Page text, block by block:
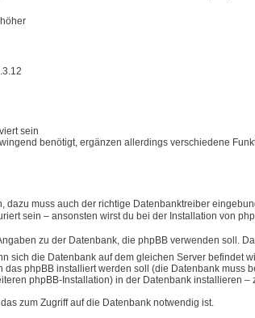
sein
benötigt, ergänzen allerdings verschiedene
dazu muss auch der richtige Datenbanktreiber
sein – ansonsten wirst du bei der Installation von
zu der Datenbank, die phpBB verwenden soll.
sich die Datenbank auf dem gleichen Server befindet
das phpBB installiert werden soll (die Datenbank muss
phpBB-Installation) in der Datenbank installieren
zum Zugriff auf die Datenbank notwendig ist.